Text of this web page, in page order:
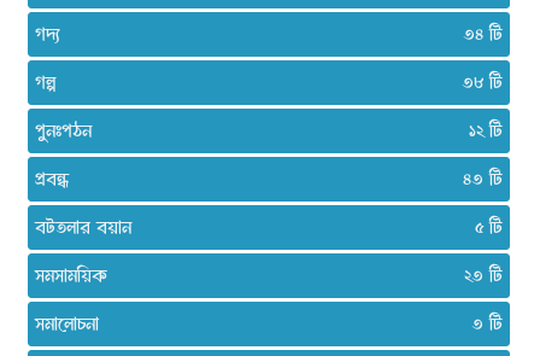
গদ্য
৩৪
গল্প
৩৮
পুনঃপঠন
১২
প্রবন্ধ
৪৩
বটতলার বয়ান
৫
সমসাময়িক
২৩
সমালোচনা
৩